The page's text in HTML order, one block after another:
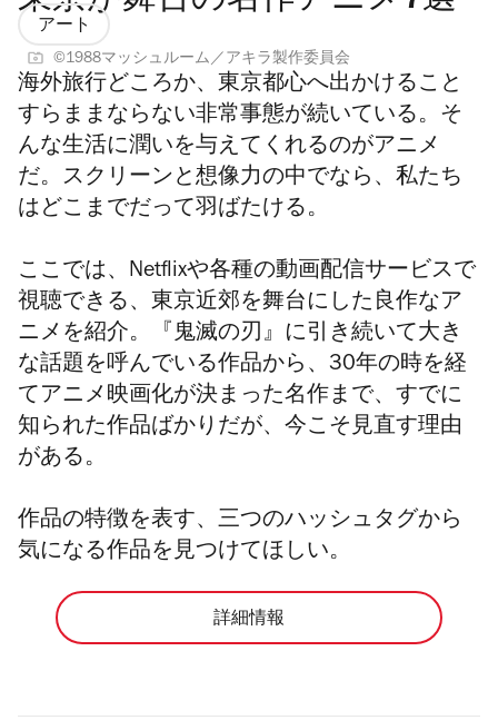
アート
©1988マッシュルーム／アキラ製作委員会
海外旅行どころか、東京都心へ出かけること
すらままならない非常事態が続いている。そ
んな生活に潤いを与えてくれるのがアニメ
だ。スクリーンと想像力の中でなら、私たち
はどこまでだって羽ばたける。
ここでは、Netflixや各種の動画配信サービスで
視聴できる、東京近郊を舞台にした良作なア
ニメを紹介。『鬼滅の刃』に引き続いて大き
な話題を呼んでいる作品から、30年の時を経
てアニメ映画化が決まった名作まで、 すでに
知られた作品ばかりだが、今こそ見直す理由
がある。
作品の特徴を表す、三つのハッシュタグから
気になる作品を見つけてほしい。
詳細情報